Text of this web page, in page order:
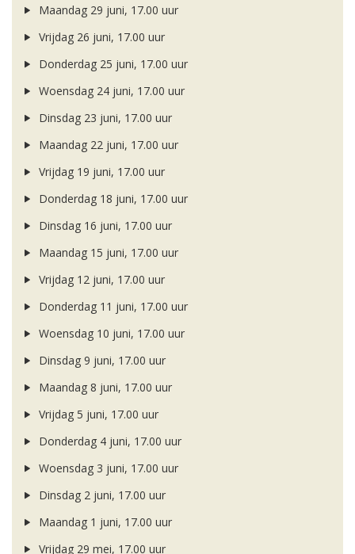
Maandag 29 juni, 17.00 uur
Vrijdag 26 juni, 17.00 uur
Donderdag 25 juni, 17.00 uur
Woensdag 24 juni, 17.00 uur
Dinsdag 23 juni, 17.00 uur
Maandag 22 juni, 17.00 uur
Vrijdag 19 juni, 17.00 uur
Donderdag 18 juni, 17.00 uur
Dinsdag 16 juni, 17.00 uur
Maandag 15 juni, 17.00 uur
Vrijdag 12 juni, 17.00 uur
Donderdag 11 juni, 17.00 uur
Woensdag 10 juni, 17.00 uur
Dinsdag 9 juni, 17.00 uur
Maandag 8 juni, 17.00 uur
Vrijdag 5 juni, 17.00 uur
Donderdag 4 juni, 17.00 uur
Woensdag 3 juni, 17.00 uur
Dinsdag 2 juni, 17.00 uur
Maandag 1 juni, 17.00 uur
Vrijdag 29 mei, 17.00 uur